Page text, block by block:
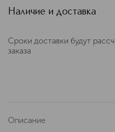
Наличие и доставка
Сроки доставки будут
заказа
Описание